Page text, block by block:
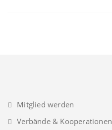
Mitglied werden
Verbände & Kooperationen